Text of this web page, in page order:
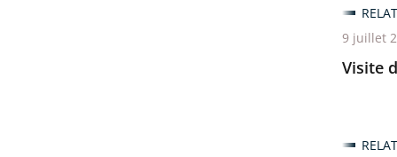
Visite
9 juillet